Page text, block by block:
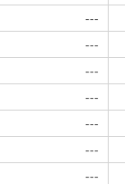
---
---
---
---
---
---
---